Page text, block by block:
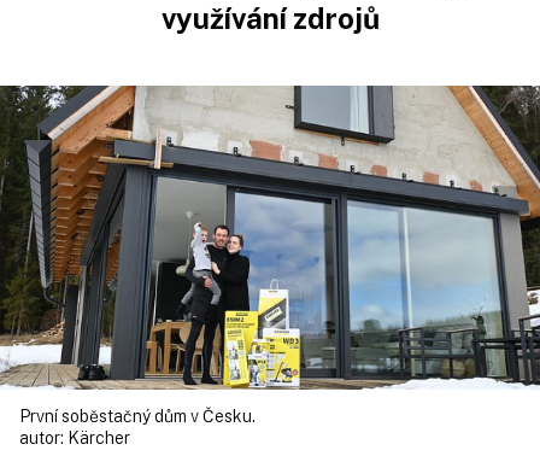
využívání zdrojů
První soběstačný dům v Česku.
autor: Kärcher